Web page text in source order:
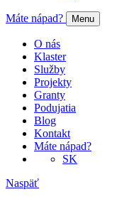
Máte nápad? Menu
O nás
Klaster
Služby
Projekty
Granty
Podujatia
Blog
Kontakt
Máte nápad?
SK
Naspäť